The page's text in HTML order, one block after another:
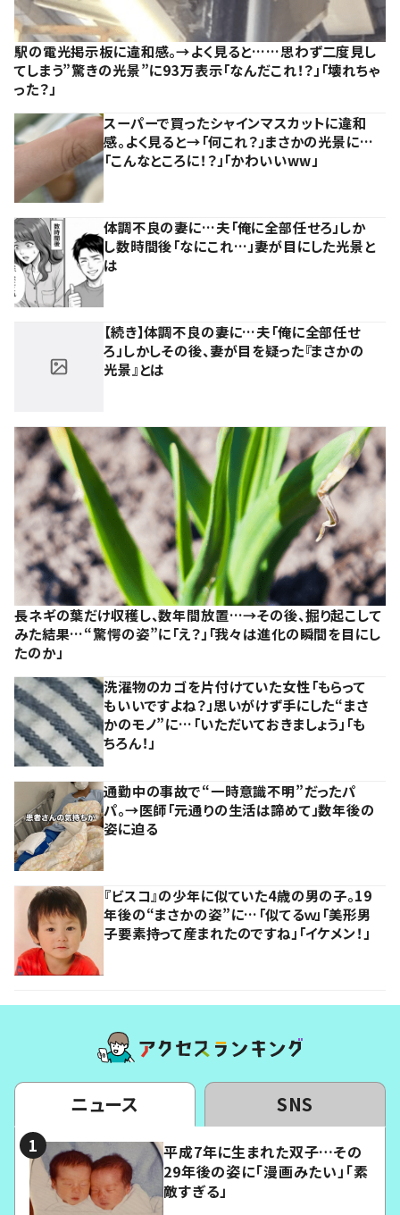
駅の電光掲示板に違和感。→よく見ると……思わず二度見し
てしまう”驚きの光景”に93万表示「なんだこれ！？」「壊れちゃ
った？」
スーパーで買ったシャインマスカットに違和
感。よく見ると→「何これ？」まさかの光景に…
「こんなところに！？」「かわいいww」
体調不良の妻に…夫「俺に全部任せろ」しか
し数時間後「なにこれ…」妻が目にした光景と
は
【続き】体調不良の妻に…夫「俺に全部任せ
ろ」しかしその後、妻が目を疑った『まさかの
光景』とは
長ネギの葉だけ収穫し、数年間放置…→その後、掘り起こして
みた結果…“驚愕の姿”に「え？」「我々は進化の瞬間を目にし
たのか」
洗濯物のカゴを片付けていた女性「もらって
もいいですよね？」思いがけず手にした“まさ
かのモノ”に…「いただいておきましょう」「も
ちろん！」
通勤中の事故で“一時意識不明”だったパ
パ。→医師「元通りの生活は諦めて」数年後の
姿に迫る
『ビスコ』の少年に似ていた4歳の男の子。19
年後の“まさかの姿”に…「似てるｗ」「美形男
子要素持って産まれたのですね」「イケメン！」
ニュース SNS
平成7年に生まれた双子…その
29年後の姿に「漫画みたい」「素
敵すぎる」